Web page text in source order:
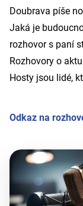
Doubrava píše
Jaká je
rozhovor s paní
Rozhovory o
Hosty jsou lidé,
Odkaz na